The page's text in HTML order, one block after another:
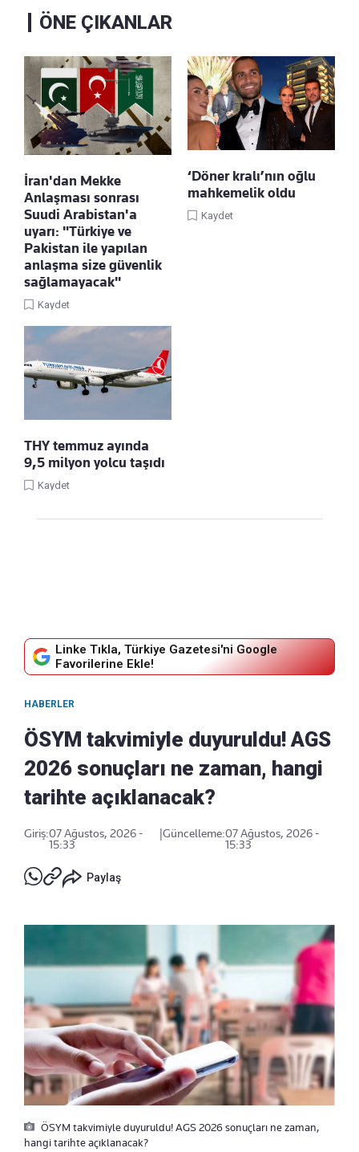
ÖNE ÇIKANLAR
İran'dan Mekke
Anlaşması sonrası
Suudi Arabistan'a
uyarı: "Türkiye ve
Pakistan ile yapılan
anlaşma size güvenlik
sağlamayacak"
Kaydet
‘Döner kralı’nın oğlu
mahkemelik oldu
Kaydet
THY temmuz ayında
9,5 milyon yolcu taşıdı
Kaydet
Linke Tıkla, Türkiye Gazetesi'ni Google
Favorilerine Ekle!
HABERLER
ÖSYM takvimiyle duyuruldu! AGS
2026 sonuçları ne zaman, hangi
tarihte açıklanacak?
Giriş:07 Ağustos, 2026 -
15:33
Güncelleme:07 Ağustos, 2026 -
15:33
Paylaş
ÖSYM takvimiyle duyuruldu! AGS 2026 sonuçları ne zaman,
hangi tarihte açıklanacak?